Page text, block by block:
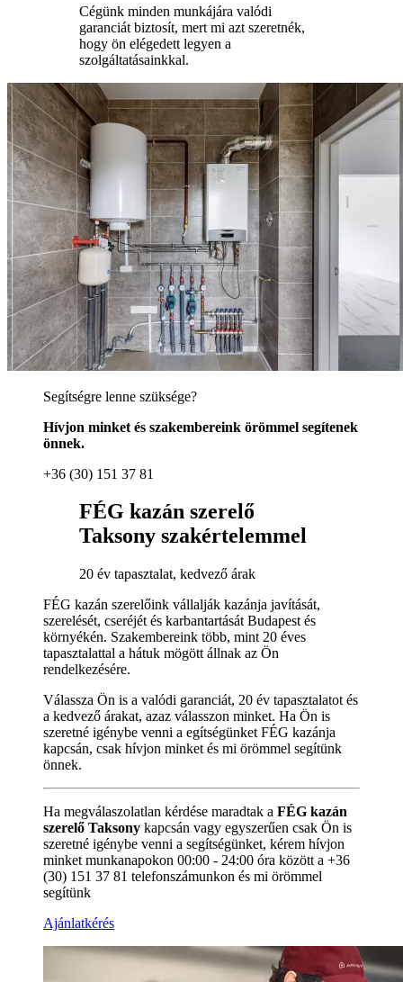
Cégünk minden munkájára valódi
garanciát biztosít, mert mi azt szeretnék,
hogy ön elégedett legyen a
szolgáltatásainkkal.
Segítségre lenne szüksége?
Hívjon minket és szakembereink örömmel segítenek
önnek.
+36 (30) 151 37 81
FÉG kazán szerelő
Taksony szakértelemmel
20 év tapasztalat, kedvező árak
FÉG kazán szerelőink vállalják kazánja javítását,
szerelését, cseréjét és karbantartását Budapest és
környékén. Szakembereink több, mint 20 éves
tapasztalattal a hátuk mögött állnak az Ön
rendelkezésére.
Válassza Ön is a valódi garanciát, 20 év tapasztalatot és
a kedvező árakat, azaz válasszon minket. Ha Ön is
szeretné igénybe venni a egítségünket FÉG kazánja
kapcsán, csak hívjon minket és mi örömmel segítünk
önnek.
Ha megválaszolatlan kérdése maradtak a FÉG kazán
szerelő Taksony kapcsán vagy egyszerűen csak Ön is
szeretné igénybe venni a segítségünket, kérem hívjon
minket munkanapokon 00:00 - 24:00 óra között a +36
(30) 151 37 81 telefonszámunkon és mi örömmel
segítünk
Ajánlatkérés